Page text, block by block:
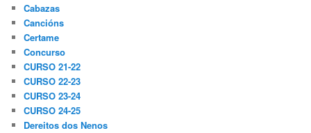
Cabazas
Cancións
Certame
Concurso
CURSO 21-22
CURSO 22-23
CURSO 23-24
CURSO 24-25
Dereitos dos Nenos